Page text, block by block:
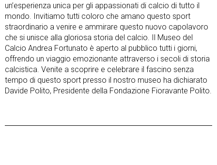
un’esperienza unica per gli appassionati di calcio di tutto il
mondo. Invitiamo tutti coloro che amano questo sport
straordinario a venire e ammirare questo nuovo capolavoro
che si unisce alla gloriosa storia del calcio. Il Museo del
Calcio Andrea Fortunato è aperto al pubblico tutti i giorni,
offrendo un viaggio emozionante attraverso i secoli di storia
calcistica. Venite a scoprire e celebrare il fascino senza
tempo di questo sport presso il nostro museo ha dichiarato
Davide Polito, Presidente della Fondazione Fioravante Polito.